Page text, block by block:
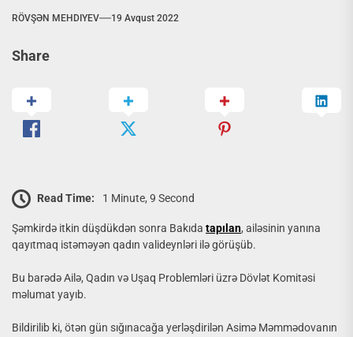
RÖVŞƏN MEHDIYEV 19 Avqust 2022
Share
Read Time: 1 Minute, 9 Second
Şəmkirdə itkin düşdükdən sonra Bakıda tapılan, ailəsinin yanına
qayıtmaq istəməyən qadın valideynləri ilə görüşüb.
Bu barədə Ailə, Qadın və Uşaq Problemləri üzrə Dövlət Komitəsi
məlumat yayıb.
Bildirilib ki, ötən gün sığınacağa yerləşdirilən Asimə Məmmədovanın